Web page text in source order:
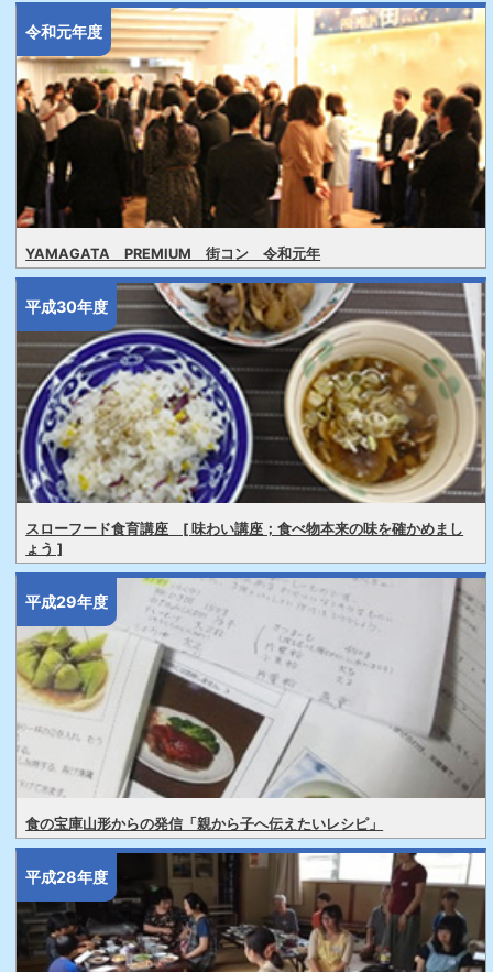
令和元年度
YAMAGATA PREMIUM 街コン 令和元年
平成30年度
スローフード食育講座 [ 味わい講座；食べ物本来の味を確かめまし
ょう ]
平成29年度
食の宝庫山形からの発信「親から子へ伝えたいレシピ」
平成28年度